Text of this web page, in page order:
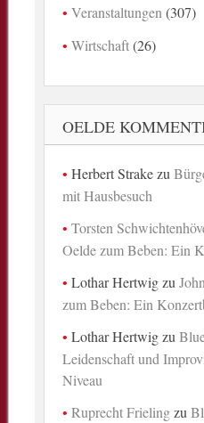
Veranstaltungen (307)
Wirtschaft(26)
OELDE
Herbert Strakezu
mit Hausbesuch
Torsten
Oelde zum Beben: Ein
Lothar Hertwigzu
zum Beben: Ein
Lothar Hertwigzu
Leidenschaft und
Niveau
Ruprecht Frielingzu